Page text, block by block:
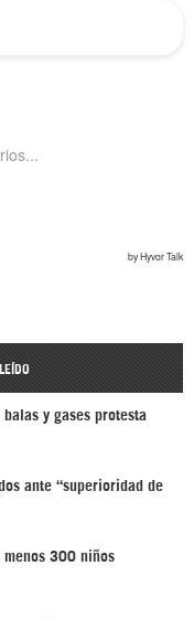
y gases protesta
ante “superioridad de
menos 300 niños